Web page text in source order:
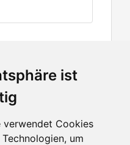
ist
verwendet Cookies
um